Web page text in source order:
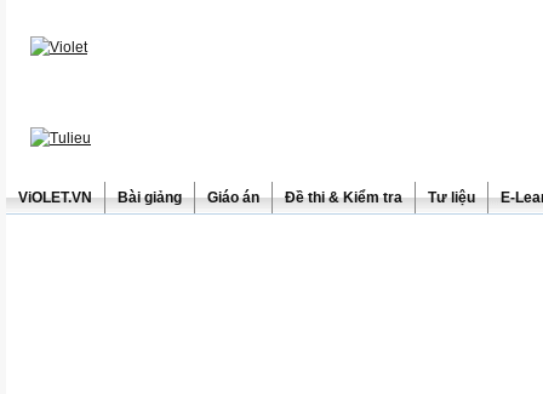
ViOLET.VN Bài giảng Giáo án Đề thi & Kiểm tra Tư liệu E-